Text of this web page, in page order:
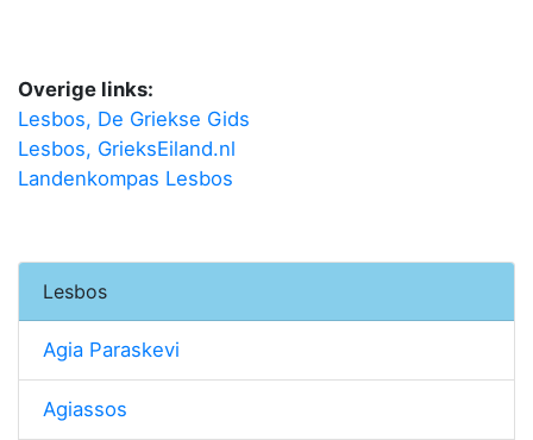
Overige links:
Lesbos, De Griekse Gids
Lesbos, GrieksEiland.nl
Landenkompas Lesbos
Lesbos
Agia Paraskevi
Agiassos